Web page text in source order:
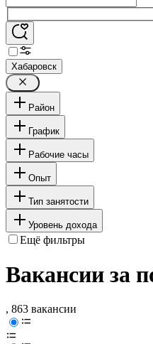
Хабаровск
Район
График
Рабочие часы
Опыт
Тип занятости
Уровень дохода
Ещё фильтры
Вакансии за
, 863 вакансии